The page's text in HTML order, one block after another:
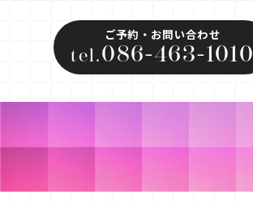
ご予約・お問い合わせ
tel.086-463-1010